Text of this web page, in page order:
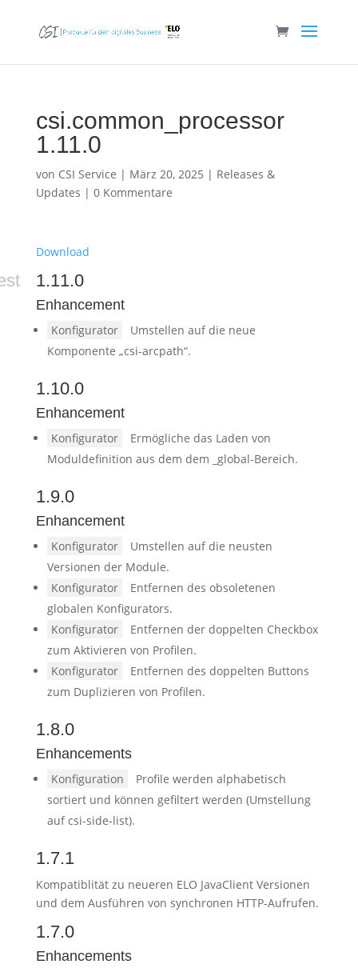
csi.common_processor
1.11.0
von CSI Service | März 20, 2025 | Releases &
Updates | 0 Kommentare
Download
1.11.0
Enhancement
Konfigurator
Umstellen auf die neue
Komponente „csi-arcpath“.
1.10.0
Enhancement
Konfigurator
Ermögliche das Laden von
Moduldefinition aus dem dem _global-Bereich.
1.9.0
Enhancement
Konfigurator
Umstellen auf die neusten
Versionen der Module.
Konfigurator
Entfernen des obsoletenen
globalen Konfigurators.
Konfigurator
Entfernen der doppelten Checkbox
zum Aktivieren von Profilen.
Konfigurator
Entfernen des doppelten Buttons
zum Duplizieren von Profilen.
1.8.0
Enhancements
Konfiguration
Profile werden alphabetisch
sortiert und können gefiltert werden (Umstellung
auf csi-side-list).
1.7.1
Kompatiblität zu neueren ELO JavaClient Versionen
und dem Ausführen von synchronen HTTP-Aufrufen.
1.7.0
Enhancements